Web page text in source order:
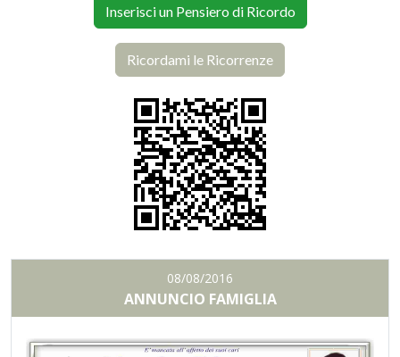
Inserisci un Pensiero di Ricordo
Ricordami le Ricorrenze
08/08/2016
ANNUNCIO FAMIGLIA